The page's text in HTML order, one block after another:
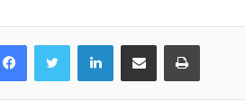
FacebookTwitter LinkedinPartager par email Imprimer